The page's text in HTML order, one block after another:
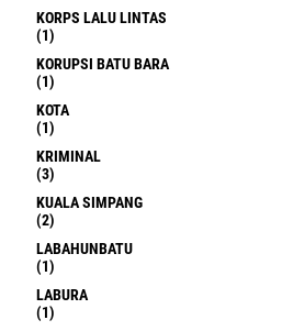
KORPS LALU LINTAS
(1)
KORUPSI BATU BARA
(1)
KOTA
(1)
KRIMINAL
(3)
KUALA SIMPANG
(2)
LABAHUNBATU
(1)
LABURA
(1)